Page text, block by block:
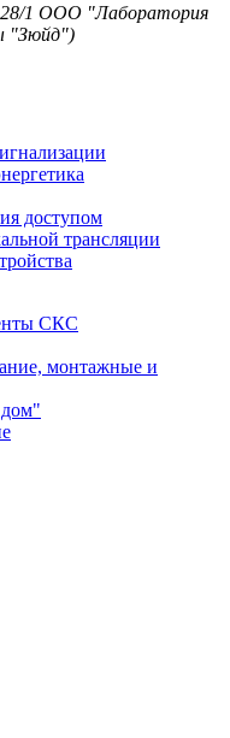
28/1 ООО "Лаборатория
"Зюйд")
доступом
трансляции
СКС
монтажные и